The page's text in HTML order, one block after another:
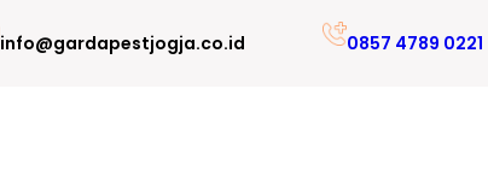
info@gardapestjogja.co.id 0857 4789 0221